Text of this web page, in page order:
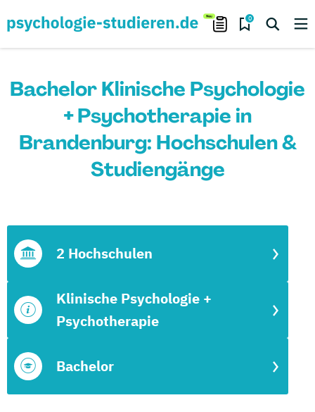
0
Bachelor Klinische Psychologie
+ Psychotherapie in
Brandenburg: Hochschulen &
Studiengänge
Bachelor
Klinische Psychologie +
Psychotherapie
2 Hochschulen